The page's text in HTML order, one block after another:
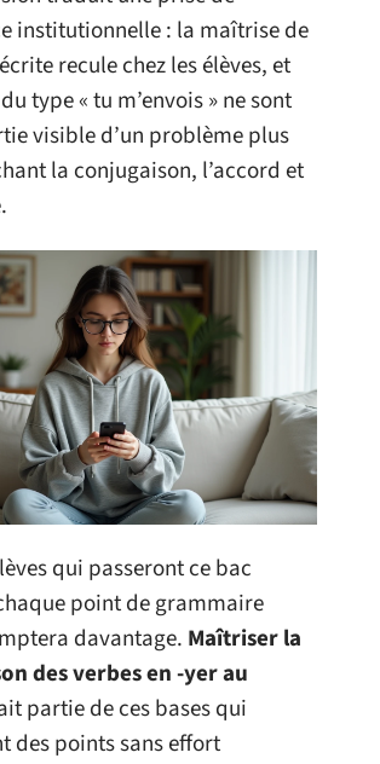
institutionnelle : la maîtrise de
recule chez les élèves, et
type « tu m’envois » ne sont
visible d’un problème plus
la conjugaison, l’accord et
qui passeront ce bac
point de grammaire
davantage. Maîtriser la
des verbes en -yer au
partie de ces bases qui
des points sans effort